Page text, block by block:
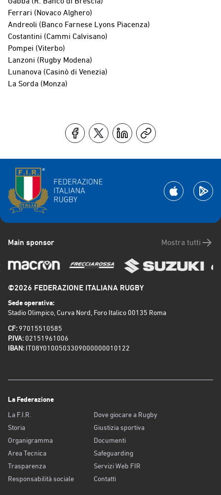
Ferrari (Novaco Alghero)
Andreoli (Banco Farnese Lyons Piacenza)
Costantini (Cammi Calvisano)
Pompei (Viterbo)
Lanzoni (Rugby Modena)
Lunanova (Casinò di Venezia)
La Sorda (Monza)
©2026 FEDERAZIONE ITALIANA RUGBY
Sede operativa:
Stadio Olimpico, Curva Nord, Foro Italico 00135 Roma
CF: 97015510585
P.IVA: 02151961006
IBAN: IT08Y0100503309000000010122
Main sponsor Mostra tutti
La Federazione
La F.I.R.
Storia
Organigramma
Area Tecnica
Trasparenza
Responsabilità sociale
Dove giocare a Rugby
Giustizia sportiva
Documenti
Safeguarding
Servizi Web FIR
Contatti